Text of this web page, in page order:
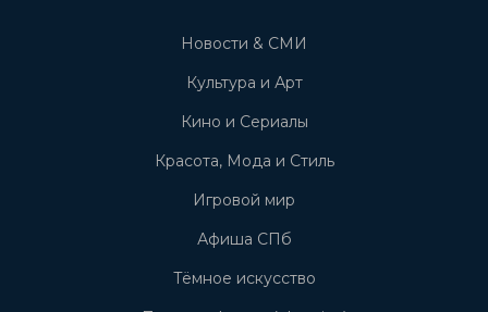
Новости & СМИ
Культура и Арт
Кино и Сериалы
Красота, Мода и Стиль
Игровой мир
Афиша СПб
Тёмное искусство